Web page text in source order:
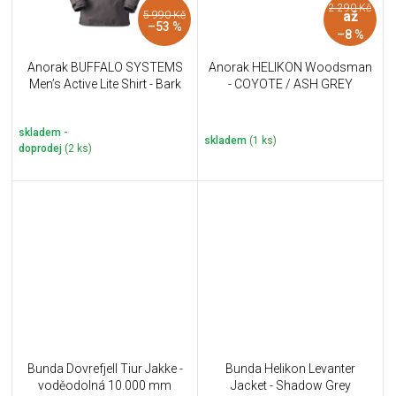
5 990 Kč
–53 %
Anorak BUFFALO SYSTEMS
Men’s Active Lite Shirt - Bark
skladem -
doprodej (2 ks)
2 290 Kč
až
–8 %
Anorak HELIKON Woodsman
- COYOTE / ASH GREY
skladem (1 ks)
Bunda Dovrefjell Tiur Jakke -
voděodolná 10.000 mm
Bunda Helikon Levanter
Jacket - Shadow Grey